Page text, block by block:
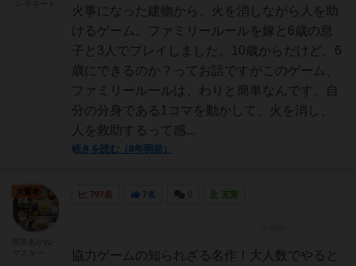
火事になった建物から、火を消しながら人を助
けるゲーム。ファミリールールを嫁と6歳の息
子と3人でプレイしました。10歳からだけど、6
歳にできるのか？ってお話ですがこのゲーム、
ファミリールールは、わりと簡単なんです。自
分の分身である1コマを動かして、火を消し、
人を救助するって感...
続きを読む（8年弱前）
797名 7名 充実
協力ゲームの知られざる名作！大人数でやると
大賢者